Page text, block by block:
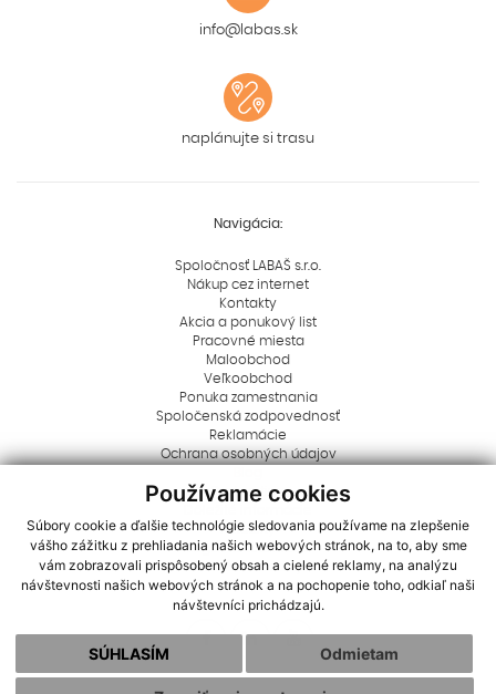
Používame cookies
Súbory cookie a ďalšie technológie sledovania používame na zlepšenie
vášho zážitku z prehliadania našich webových stránok, na to, aby sme
vám zobrazovali prispôsobený obsah a cielené reklamy, na analýzu
návštevnosti našich webových stránok a na pochopenie toho, odkiaľ naši
návštevníci prichádzajú.
SÚHLASÍM Odmietam
info@labas.sk
naplánujte si trasu
Navigácia:
Spoločnosť LABAŠ s.r.o.
Nákup cez internet
Kontakty
Akcia a ponukový list
Pracovné miesta
Maloobchod
Veľkoobchod
Ponuka zamestnania
Spoločenská zodpovednosť
Reklamácie
Ochrana osobných údajov
Rady a tipy
Aktuality
Logá na stiahnutie
Dôležité oznamy
Cookies